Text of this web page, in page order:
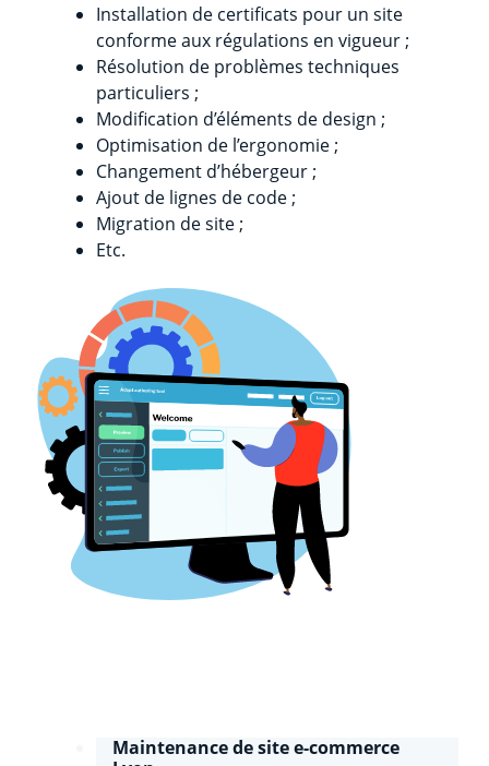
Installation de certificats pour un site
conforme aux régulations en vigueur ;
Résolution de problèmes techniques
particuliers ;
Modification d’éléments de design ;
Optimisation de l’ergonomie ;
Changement d’hébergeur ;
Ajout de lignes de code ;
Migration de site ;
Etc.
Maintenance de site e-commerce